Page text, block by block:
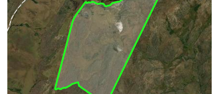
UC Estaduais
UC
Municipais
Hidrografia
1:1.000.000
(ANA)
Biomas